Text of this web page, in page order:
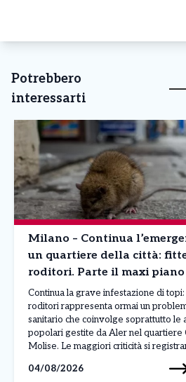
Potrebbero
interessarti
Milano – Continua
un quartiere della città:
roditori. Parte il maxi
Continua la grave infestazione di
roditori rappresenta ormai un
sanitario che coinvolge soprattutto le
popolari gestite da Aler nel quartiere
Molise. Le maggiori criticità si
aggiungono rifiuti abbandonati,
04/08/2026